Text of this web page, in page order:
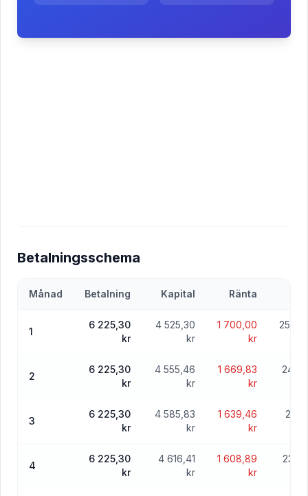
Betalningsschema
Månad Betalning Kapital Ränta
1
6 225,30
kr
4 525,30
kr
1 700,00
kr
250
2
6 225,30
kr
4 555,46
kr
1 669,83
kr
245
3
6 225,30
kr
4 585,83
kr
1 639,46
kr
241
4
6 225,30
kr
4 616,41
kr
1 608,89
kr
236